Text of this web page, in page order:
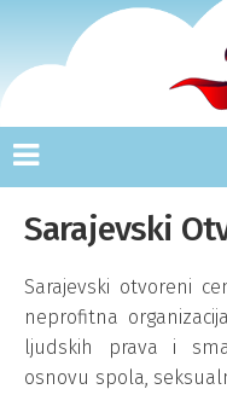
Sarajevski
Sarajevski otvoreni
neprofitna
ljudskih prava i
osnovu spola,